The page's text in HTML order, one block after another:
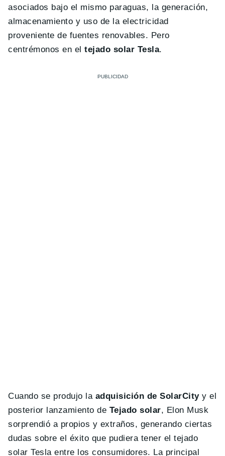
asociados bajo el mismo paraguas, la generación,
almacenamiento y uso de la electricidad
proveniente de fuentes renovables. Pero
centrémonos en eltejado solar Tesla.
Cuando se produjo la adquisición de SolarCityy el
posterior lanzamiento de Tejado solar, Elon Musk
sorprendió a propios y extraños, generando ciertas
dudas sobre el éxito que pudiera tener el tejado
solar Tesla entre los consumidores. La principal